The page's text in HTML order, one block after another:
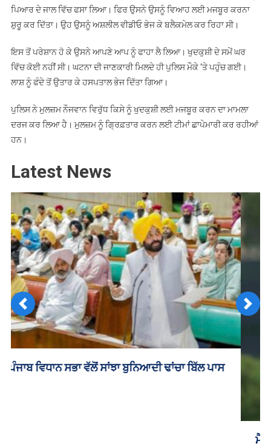
ਪਿਆਰ ਦੇ ਜਾਲ ਵਿੱਚ ਫਸਾ ਲਿਆ। ਫਿਰ ਉਸਨੇ ਉਸਨੂੰ ਵਿਆਹ ਲਈ ਮਜਬੂਰ ਕਰਨਾ
ਸ਼ੁਰੂ ਕਰ ਦਿੱਤਾ। ਉਹ ਉਸਨੂੰ ਅਸ਼ਲੀਲ ਵੀਡੀਓ ਭੇਜ ਕੇ ਬਲੈਕਮੇਲ ਕਰ ਰਿਹਾ ਸੀ।
ਇਸ ਤੋਂ ਪਰੇਸ਼ਾਨ ਹੋ ਕੇ ਉਸਨੇ ਆਪਣੇ ਆਪ ਨੂੰ ਫਾਹਾ ਲੈ ਲਿਆ। ਖੁਦਕੁਸ਼ੀ ਦੇ ਸਮੇਂ ਘਰ
ਵਿੱਚ ਕੋਈ ਨਹੀਂ ਸੀ। ਘਟਨਾ ਦੀ ਜਾਣਕਾਰੀ ਮਿਲਦੇ ਹੀ ਪੁਲਿਸ ਮੌਕੇ ‘ਤੇ ਪਹੁੰਚ ਗਈ।
ਲਾਸ਼ ਨੂੰ ਫੰਦੇ ਤੋਂ ਉਤਾਰ ਕੇ ਹਸਪਤਾਲ ਭੇਜ ਦਿੱਤਾ ਗਿਆ।
ਪੁਲਿਸ ਨੇ ਮੁਲਜ਼ਮ ਨੌਜਵਾਨ ਵਿਰੁੱਧ ਕਿਸੇ ਨੂੰ ਖੁਦਕੁਸ਼ੀ ਲਈ ਮਜਬੂਰ ਕਰਨ ਦਾ ਮਾਮਲਾ
ਦਰਜ ਕਰ ਲਿਆ ਹੈ। ਮੁਲਜ਼ਮ ਨੂੰ ਗ੍ਰਿਫ਼ਤਾਰ ਕਰਨ ਲਈ ਟੀਮਾਂ ਛਾਪੇਮਾਰੀ ਕਰ ਰਹੀਆਂ
ਹਨ।
Latest News
Previous Next